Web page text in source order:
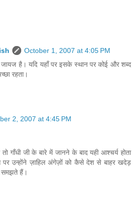
October 1, 2007 at 4:05 PM
जायज है। यदि यहाँ पर इसके स्थान पर कोई और शब्द
रहता।
2, 2007 at 4:45 PM
गाँधी जी के बारे में जानने के बाद यही आश्चर्य होता
उन्होंने ज़ाहिल अंगेज़ों को कैसे देश से बाहर खदेड़
समझते हैं।